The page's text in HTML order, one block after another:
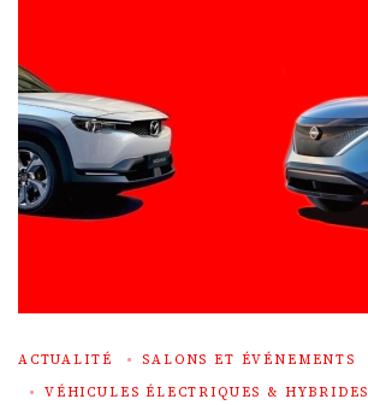
ACTUALITÉ
SALONS ET ÉVÉNEMENTS
VÉHICULES ÉLECTRIQUES & HYBRIDES